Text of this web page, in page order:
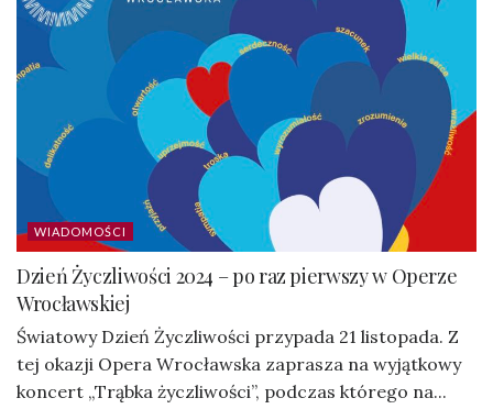
WIADOMOŚCI
Dzień Życzliwości 2024 – po raz pierwszy w Operze
Wrocławskiej
Światowy Dzień Życzliwości przypada 21 listopada. Z
tej okazji Opera Wrocławska zaprasza na wyjątkowy
koncert „Trąbka życzliwości”, podczas którego na...